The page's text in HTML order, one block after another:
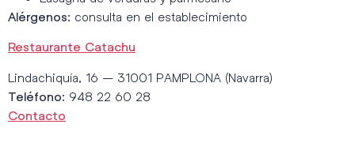
Alérgenos: consulta en el establecimiento
Restaurante Catachu
Lindachiquía, 16 – 31001 PAMPLONA (Navarra)
Teléfono: 948 22 60 28
Contacto